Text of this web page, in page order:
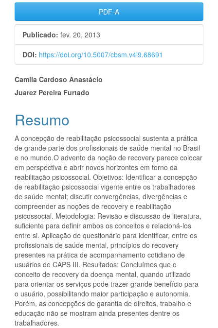
Barra
lateral
de
artigos
PDF-A
Publicado: fev. 20, 2013
DOI: https://doi.org/10.5007/cbsm.v4i9.68691
Conteúdo
do
artigo
principal
Camila Cardoso Anastácio
Juarez Pereira Furtado
Resumo
A concepção de reabilitação psicossocial sustenta a prática
de grande parte dos profissionais de saúde mental no Brasil
e no mundo.O advento da noção de recovery parece colocar
em perspectiva e abrir novos horizontes em torno da
reabilitação psicossocial. Objetivos: Identificar a concepção
de reabilitação psicossocial vigente entre os trabalhadores
de saúde mental; discutir convergências, divergências e
compreender as noções de recovery e reabilitação
psicossocial. Metodologia: Revisão e discussão de literatura,
suficiente para definir ambos os conceitos e relacioná-los
entre si. Aplicação de questionário para identificar, entre os
profissionais de saúde mental, princípios do recovery
presentes na prática de acompanhamento cotidiano de
usuários de CAPS III. Resultados: Concluímos que o
conceito de recovery da doença mental, quando utilizado
para orientar os serviços pode trazer grande benefício para
o usuário, possibilitando maior participação e autonomia.
Porém, as concepções de garantia de direitos, trabalho e
educação não se mostram ainda presentes dentre os
trabalhadores.